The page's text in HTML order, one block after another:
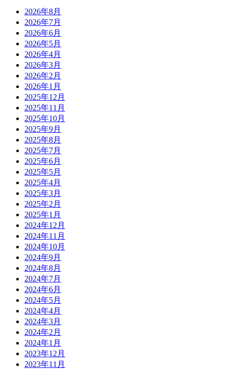
2026年8月
2026年7月
2026年6月
2026年5月
2026年4月
2026年3月
2026年2月
2026年1月
2025年12月
2025年11月
2025年10月
2025年9月
2025年8月
2025年7月
2025年6月
2025年5月
2025年4月
2025年3月
2025年2月
2025年1月
2024年12月
2024年11月
2024年10月
2024年9月
2024年8月
2024年7月
2024年6月
2024年5月
2024年4月
2024年3月
2024年2月
2024年1月
2023年12月
2023年11月